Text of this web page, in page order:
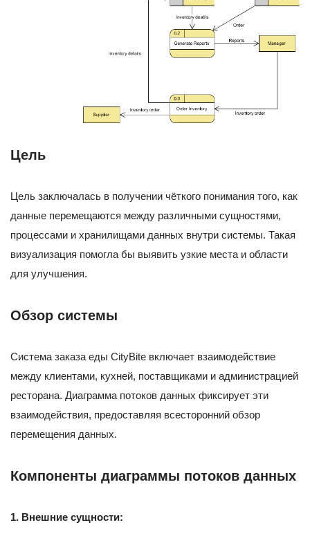
Цель
Цель заключалась в получении чёткого понимания того, как
данные перемещаются между различными сущностями,
процессами и хранилищами данных внутри системы. Такая
визуализация помогла бы выявить узкие места и области
для улучшения.
Обзор системы
Система заказа еды CityBite включает взаимодействие
между клиентами, кухней, поставщиками и администрацией
ресторана. Диаграмма потоков данных фиксирует эти
взаимодействия, предоставляя всесторонний обзор
перемещения данных.
Компоненты диаграммы потоков данных
1. Внешние сущности: